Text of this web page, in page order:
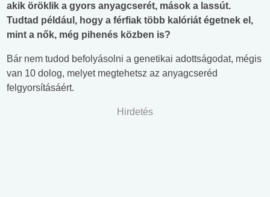
akik öröklik a gyors anyagcserét, mások a lassút.
Tudtad például, hogy a férfiak több kalóriát égetnek el,
mint a nők, még pihenés közben is?
Bár nem tudod befolyásolni a genetikai adottságodat, mégis
van 10 dolog, melyet megtehetsz az anyagcseréd
felgyorsításáért.
Hirdetés